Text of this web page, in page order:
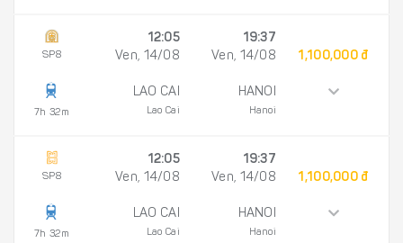
SP8
7h 32m
12:05
Ven, 14/08
LAO CAI
Lao Cai
19:37
Ven, 14/08
HANOI
Hanoi
1,100,000 đ
SP8
7h 32m
12:05
Ven, 14/08
LAO CAI
Lao Cai
19:37
Ven, 14/08
HANOI
Hanoi
1,100,000 đ